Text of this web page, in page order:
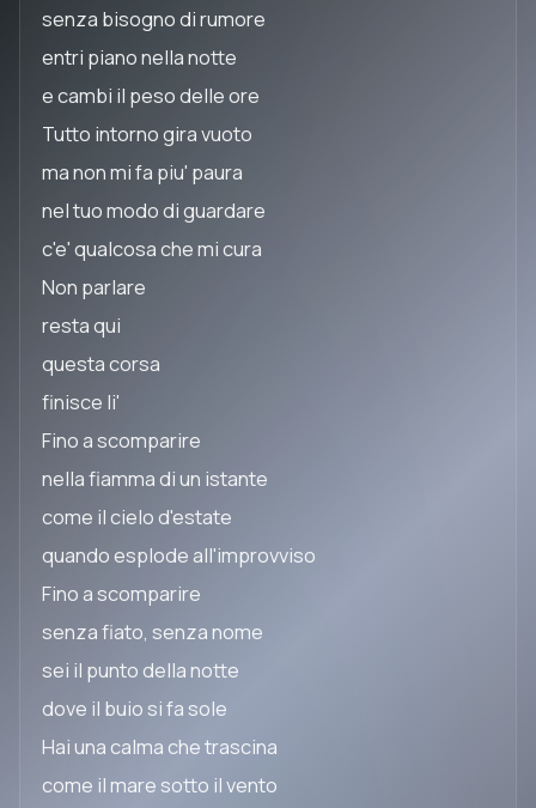
senza bisogno di rumore
entri piano nella notte
e cambi il peso delle ore
Tutto intorno gira vuoto
ma non mi fa piu' paura
nel tuo modo di guardare
c'e' qualcosa che mi cura
Non parlare
resta qui
questa corsa
finisce li'
Fino a scomparire
nella fiamma di un istante
come il cielo d'estate
quando esplode all'improvviso
Fino a scomparire
senza fiato, senza nome
sei il punto della notte
dove il buio si fa sole
Hai una calma che trascina
come il mare sotto il vento